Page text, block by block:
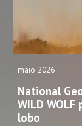
maio 2026
National
WILD
lobo